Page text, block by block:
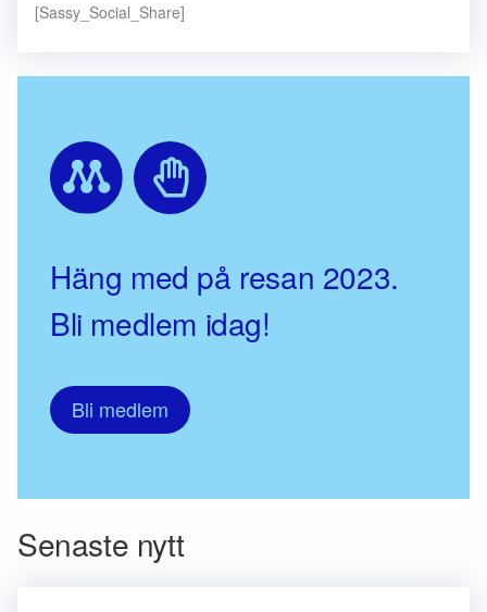
[Sassy_Social_Share]
Häng med på resan 2023.
Bli medlem idag!
Bli medlem
Senaste nytt